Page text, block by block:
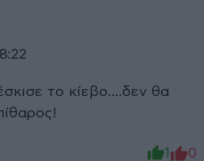
το κίεβο....δεν θα
1 0